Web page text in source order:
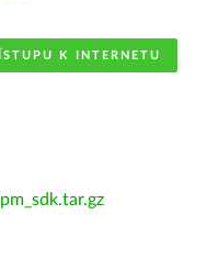
K INTERNETU